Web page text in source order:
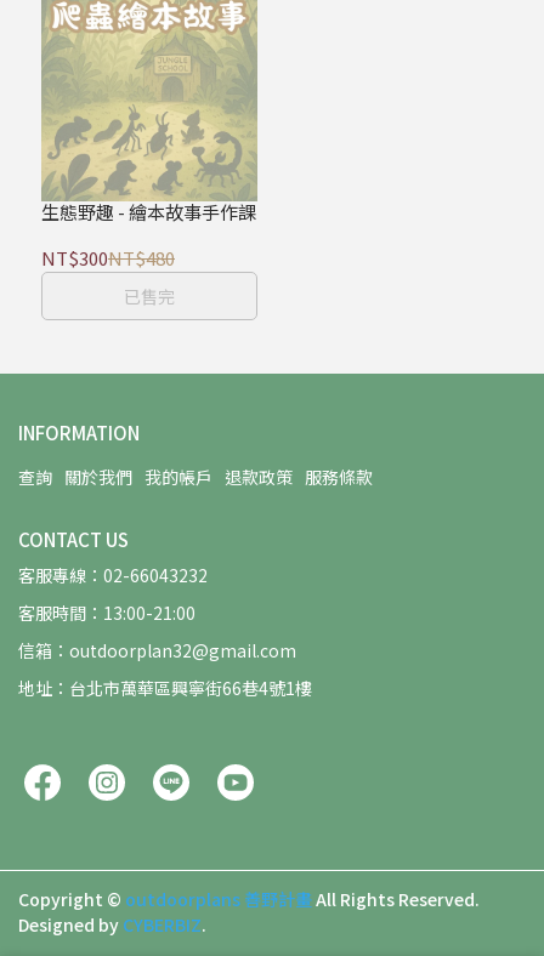
生態野趣 - 繪本故事手作課
NT$300NT$480
已售完
INFORMATION
查詢 關於我們 我的帳戶 退款政策 服務條款
CONTACT US
客服專線：02-66043232
客服時間：13:00-21:00
信箱：outdoorplan32@gmail.com
地址：台北市萬華區興寧街66巷4號1樓
Copyright © outdoorplans 善野計畫All Rights Reserved.
Designed by CYBERBIZ.